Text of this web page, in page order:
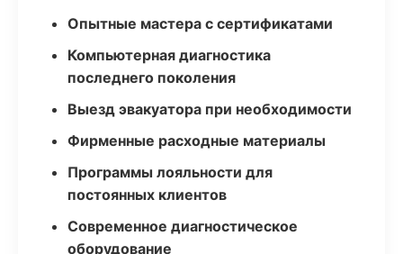
Опытные мастера с сертификатами
Компьютерная диагностика
последнего поколения
Выезд эвакуатора при необходимости
Фирменные расходные материалы
Программы лояльности для
постоянных клиентов
Современное диагностическое
оборудование